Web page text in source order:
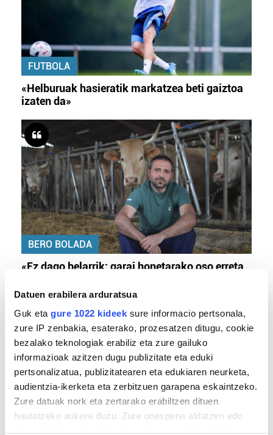
Datuen erabilera arduratsua
Guk eta gure 1022 kideek sure informacio pertsonala,
zure IP zenbakia, esaterako, prozesatzen ditugu, cookie
bezalako teknologiak erabiliz eta zure gailuko
informazioak azitzen dugu publizitate eta eduki
pertsonalizatua, publizitatearen eta edukiaren neurketa,
audientzia-ikerketa eta zerbitzuen garapena eskaintzeko.
Zure datuak nork eta zertarako erabiltzen dituen
hautatzeko aukera duzu. Zure onespena aldatzen edo
FUTBOLA
«Helburuak hasieratik markatzea beti gaiztoa
izaten da»
BERO BOLADA
«Ez dago belarrik; garai honetarako oso erreta
TXIRRINDULARITZA